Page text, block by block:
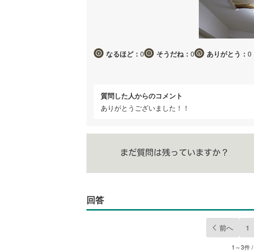
なるほど： 0 そうだね： 0 ありがとう： 0
質問した人からのコメント
ありがとうございました！！
回答
前へ 1
1～3件 /